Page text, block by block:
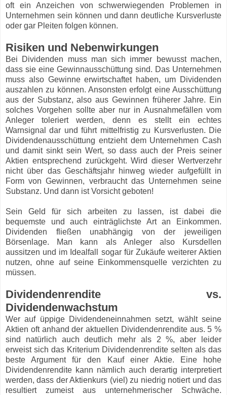
oft ein Anzeichen von schwerwiegenden Problemen in
Unternehmen sein können und dann deutliche Kursverluste
oder gar Pleiten folgen können.
Risiken und Nebenwirkungen
Bei Dividenden muss man sich immer bewusst machen,
dass sie eine Gewinnausschüttung sind. Das Unternehmen
muss also Gewinne erwirtschaftet haben, um Dividenden
auszahlen zu können. Ansonsten erfolgt eine Ausschüttung
aus der Substanz, also aus Gewinnen früherer Jahre. Ein
solches Vorgehen sollte aber nur in Ausnahmefällen vom
Anleger toleriert werden, denn es stellt ein echtes
Warnsignal dar und führt mittelfristig zu Kursverlusten. Die
Dividendenausschüttung entzieht dem Unternehmen Cash
und damit sinkt sein Wert, so dass auch der Preis seiner
Aktien entsprechend zurückgeht. Wird dieser Wertverzehr
nicht über das Geschäftsjahr hinweg wieder aufgefüllt in
Form von Gewinnen, verbraucht das Unternehmen seine
Substanz. Und dann ist Vorsicht geboten!
Sein Geld für sich arbeiten zu lassen, ist dabei die
bequemste und auch einträglichste Art an Einkommen.
Dividenden fließen unabhängig von der jeweiligen
Börsenlage. Man kann als Anleger also Kursdellen
aussitzen und im Idealfall sogar für Zukäufe weiterer Aktien
nutzen, ohne auf seine Einkommensquelle verzichten zu
müssen.
Dividendenrendite vs.
Dividendenwachstum
Wer auf üppige Dividendeneinnahmen setzt, wählt seine
Aktien oft anhand der aktuellen Dividendenrendite aus. 5 %
sind natürlich auch deutlich mehr als 2 %, aber leider
erweist sich das Kriterium Dividendenrendite selten als das
beste Argument für den Kauf einer Aktie. Eine hohe
Dividendenrendite kann nämlich auch derartig interpretiert
werden, dass der Aktienkurs (viel) zu niedrig notiert und das
resultiert zumeist aus unternehmerischer Schwäche.